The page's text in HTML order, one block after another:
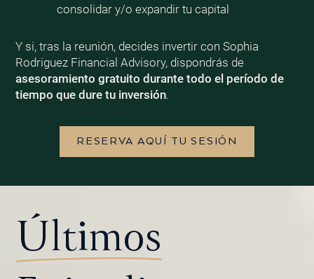
consolidar y/o expandir tu capital
Y si, tras la reunión, decides invertir con Sophia
Rodriguez Financial Advisory, dispondrás de
asesoramiento gratuito durante todo el período de
tiempo que dure tu inversión.
RESERVA AQUÍ TU SESIÓN
Últimos